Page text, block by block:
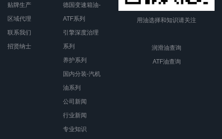
贴牌生产
区域代理
联系我们
招贤纳士
德国变速箱油-
ATF系列
引擎深度治理
系列
养护系列
国内分装-汽机
油系列
公司新闻
行业新闻
专业知识
用油选择和知识请关注
润滑油查询
ATF油查询